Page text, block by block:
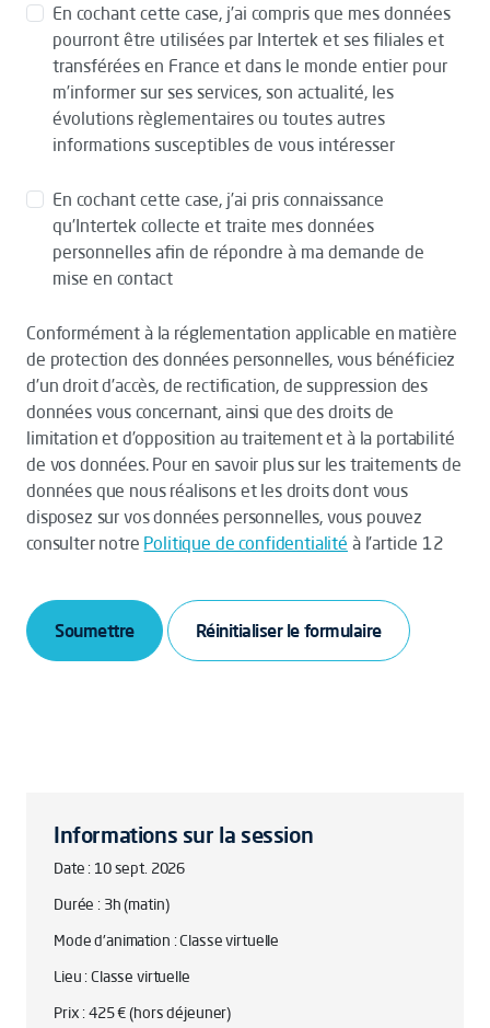
En cochant cette case, j’ai compris que mes données
pourront être utilisées par Intertek et ses filiales et
transférées en France et dans le monde entier pour
m’informer sur ses services, son actualité, les
évolutions règlementaires ou toutes autres
informations susceptibles de vous intéresser
En cochant cette case, j’ai pris connaissance
qu’Intertek collecte et traite mes données
personnelles afin de répondre à ma demande de
mise en contact
Conformément à la réglementation applicable en matière
de protection des données personnelles, vous bénéficiez
d’un droit d’accès, de rectification, de suppression des
données vous concernant, ainsi que des droits de
limitation et d’opposition au traitement et à la portabilité
de vos données. Pour en savoir plus sur les traitements de
données que nous réalisons et les droits dont vous
disposez sur vos données personnelles, vous pouvez
consulter notre Politique de confidentialité à l’article 12
Soumettre
Informations sur la session
Date : 10 sept. 2026
Durée : 3h (matin)
Mode d'animation : Classe virtuelle
Lieu : Classe virtuelle
Prix : 425 € (hors déjeuner)